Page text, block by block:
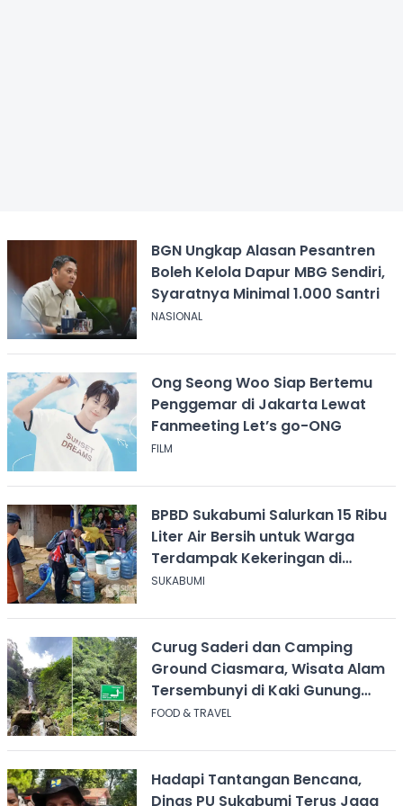
BGN Ungkap Alasan Pesantren
Boleh Kelola Dapur MBG Sendiri,
Syaratnya Minimal 1.000 Santri
NASIONAL
Ong Seong Woo Siap Bertemu
Penggemar di Jakarta Lewat
Fanmeeting Let’s go-ONG
FILM
BPBD Sukabumi Salurkan 15 Ribu
Liter Air Bersih untuk Warga
Terdampak Kekeringan di
Cicurug
SUKABUMI
Curug Saderi dan Camping
Ground Ciasmara, Wisata Alam
Tersembunyi di Kaki Gunung
Salak
FOOD & TRAVEL
Hadapi Tantangan Bencana,
Dinas PU Sukabumi Terus Jaga